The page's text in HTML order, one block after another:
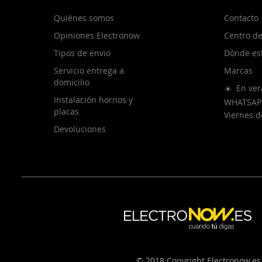
Quiénes somos
Opiniones Electronow
Tipos de envio
Servicio entrega a
domicilio
Instalación hornos y
placas
Devoluciones
Contacto
Centro
Dónde
Marcas
☀️ En
Viernes